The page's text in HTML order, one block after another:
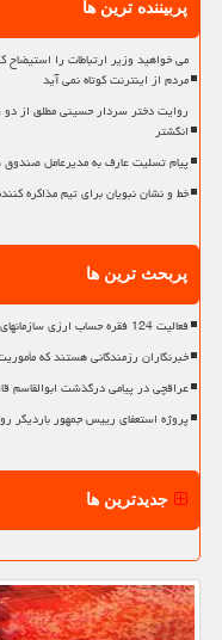
پربیننده ترین ها
می خواهید وزیر ارتباطات را استیضاح
مردم از اینترنت کوتاه نمی آید
روایت دختر سردار حسینی مطلق از
انگشتر
پیام تسلیت عارف به مدیرعامل
خط و نشان نبویان برای تیم مذاکره
پربحث ترین ها
فعالیت 124 فقره حساب ارزی سازمانهای دولتی خارج از حساب واحد خزانه
خبرنگاران رزمندگانی هستند که
عراقچی در پیامی درگذشت ابوالقاسم
پروژه استعفای رییس جمهور باردیگر
جدیدترین ها